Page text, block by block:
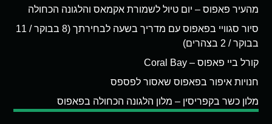
מהעיר פאפוס – יום טיול לשמורת אקמאס והלגונה הכחולה
סיור סגוויי בפאפוס עם מדריך בשעה לבחירתך (8 בבוקר / 11
בבוקר / 2 בצהרים)
קורל ביי פאפוס – Coral Bay
חנויות איפור בפאפוס שאסור לפספס
מלון כשר בקפריסין – מלון הלגונה הכחולה בפאפוס